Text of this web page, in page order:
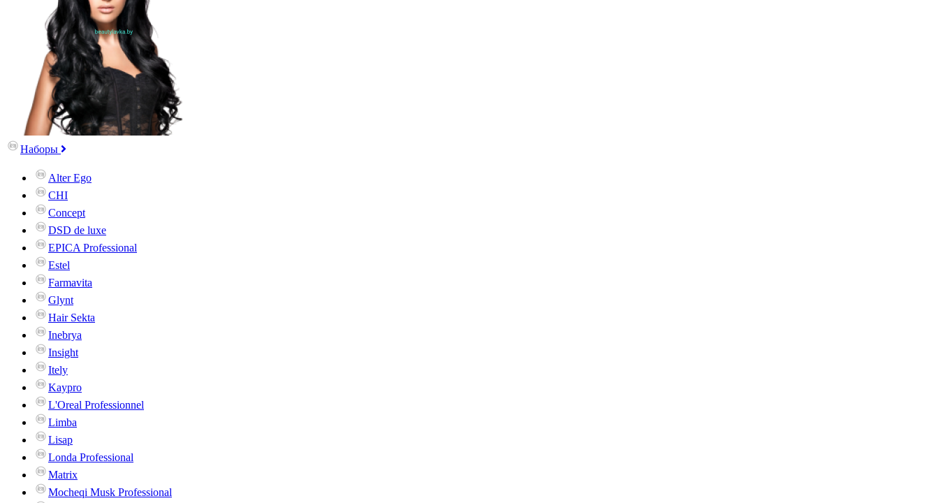
Наборы
Alter Ego
CHI
Concept
DSD de luxe
EPICA Professional
Estel
Farmavita
Glynt
Hair Sekta
Inebrya
Insight
Itely
Kaypro
L'Oreal Professionnel
Limba
Lisap
Londa Professional
Matrix
Mocheqi Musk Professional